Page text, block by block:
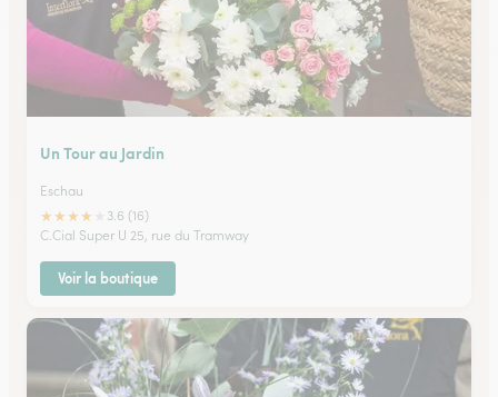
Un Tour au Jardin
Eschau
★★★★
3.6 (16)
C.Cial Super U 25, rue du Tramway
Voir la boutique